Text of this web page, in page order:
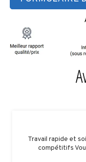
Travail rapide et
compétitifs